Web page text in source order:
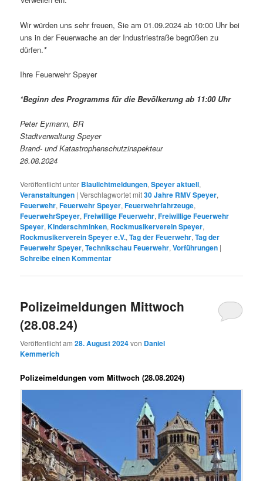
Wir würden uns sehr freuen, Sie am 01.09.2024 ab 10:00 Uhr bei
uns in der Feuerwache an der Industriestraße begrüßen zu
dürfen.*
Ihre Feuerwehr Speyer
*Beginn des Programms für die Bevölkerung ab 11:00 Uhr
Peter Eymann, BR
Stadtverwaltung Speyer
Brand- und Katastrophenschutzinspekteur
26.08.2024
Veröffentlicht unter Blaulichtmeldungen,Speyer aktuell,
Veranstaltungen |Verschlagwortet mit30 Jahre RMV Speyer,
Feuerwehr,Feuerwehr Speyer,Feuerwehrfahrzeuge,
FeuerwehrSpeyer,Freiwillige Feuerwehr,Freiwillige Feuerwehr
Speyer,Kinderschminken, Rockmusikerverein Speyer,
Rockmusikerverein Speyer e.V.,Tag der Feuerwehr,Tag der
Feuerwehr Speyer,Technikschau Feuerwehr,Vorführungen |
Schreibe einen Kommentar
Polizeimeldungen Mittwoch
(28.08.24)
Veröffentlicht am28. August 2024von Daniel
Kemmerich
Polizeimeldungen vom Mittwoch (28.08.2024)